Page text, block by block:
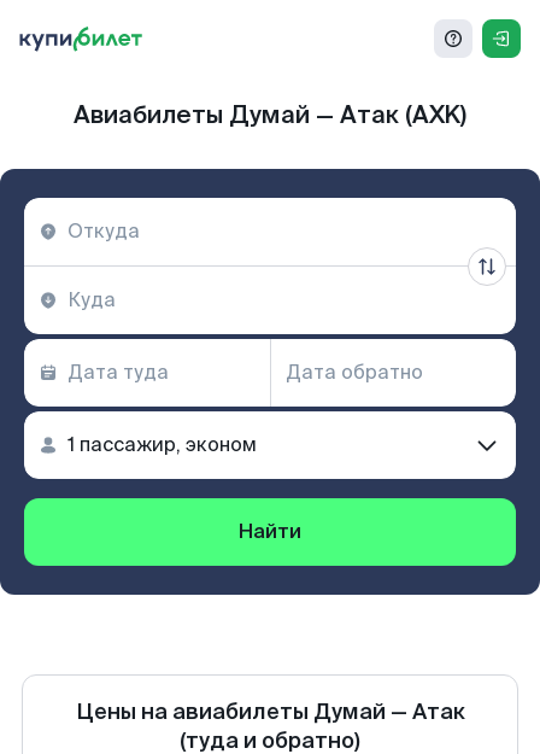
Авиабилеты Думай — Атак (AXK)
Найти
Цены на авиабилеты Думай — Атак
(туда и обратно)